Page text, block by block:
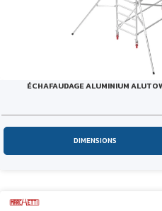
ÉCHAFAUDAGE ALUMINIUM
DIMENSIONS